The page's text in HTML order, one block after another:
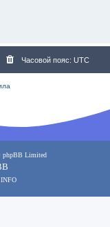
Часовой пояс: UTC
phpBB Limited